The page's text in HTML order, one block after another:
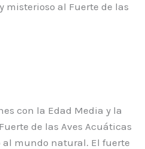
misterioso al Fuerte de las
con la Edad Media y la
de las Aves Acuáticas
mundo natural. El fuerte